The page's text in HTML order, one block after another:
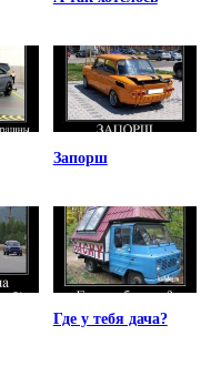
Запорш
Где у тебя дача?